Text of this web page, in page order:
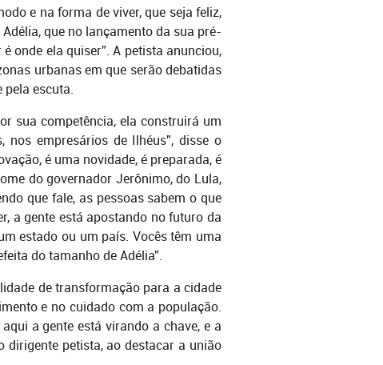
e na forma de viver, que seja feliz,
que no lançamento da sua pré-
onde ela quiser”. A petista anunciou,
urbanas em que serão debatidas
escuta.
sua competência, ela construirá um
empresários de Ilhéus”, disse o
é uma novidade, é preparada, é
do governador Jerônimo, do Lula,
que fale, as pessoas sabem o que
a gente está apostando no futuro da
estado ou um país. Vocês têm uma
do tamanho de Adélia”.
de transformação para a cidade
e no cuidado com a população.
a gente está virando a chave, e a
dirigente petista, ao destacar a união